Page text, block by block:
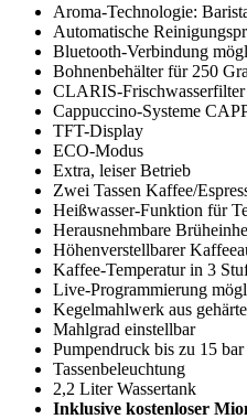
Aroma-Technologie:
Automatische
Bluetooth-Verbindung
Bohnenbehälter für 250
CLARIS-Frischwasserfilter
Cappuccino-Systeme
TFT-Display
ECO-Modus
Extra, leiser Betrieb
Zwei Tassen Kaffee/
Heißwasser-Funktion für
Herausnehmbare
Höhenverstellbarer
Kaffee-Temperatur in 3
Live-Programmierung
Kegelmahlwerk aus
Mahlgrad einstellbar
Pumpendruck bis zu 15 bar
Tassenbeleuchtung
2,2 Liter Wassertank
Inklusive kostenloser